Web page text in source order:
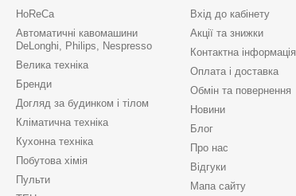
HoReCa
Автоматичні кавомашини
DeLonghi, Philips, Nespresso
Велика техніка
Бренди
Догляд за будинком і тілом
Кліматична техніка
Кухонна техніка
Побутова хімія
Пульти
Вхід до кабінету
Акції та знижки
Контактна інформація
Оплата і доставка
Обмін та повернення
Новини
Блог
Про нас
Відгуки
Мапа сайту